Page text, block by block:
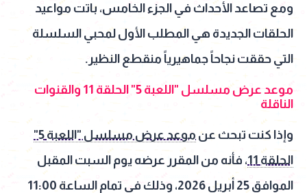
ومع تصاعد الأحداث في الجزء الخامس، باتت مواعيد
الحلقات الجديدة هي المطلب الأول لمحبي السلسلة
التي حققت نجاحاً جماهيرياً منقطع النظير.
موعد عرض مسلسل "اللعبة 5" الحلقة 11 والقنوات
الناقلة
وإذا كنت تبحث عن
موعد عرض مسلسل "اللعبة 5"
الحلقة 11
، فأنه من المقرر عرضه يوم السبت المقبل
الموافق 25 أبريل 2026، وذلك في تمام الساعة 11:00